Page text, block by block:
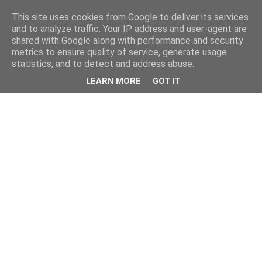
This site uses cookies from Google to deliver its services
and to analyze traffic. Your IP address and user-agent are
shared with Google along with performance and security
metrics to ensure quality of service, generate usage
statistics, and to detect and address abuse.
LEARN MORE GOT IT